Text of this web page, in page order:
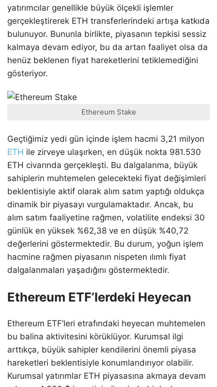
yatırımcılar genellikle büyük ölçekli işlemler
gerçekleştirerek ETH transferlerindeki artışa katkıda
bulunuyor. Bununla birlikte, piyasanın tepkisi sessiz
kalmaya devam ediyor, bu da artan faaliyet olsa da
henüz beklenen fiyat hareketlerini tetiklemediğini
gösteriyor.
Ethereum Stake
Geçtiğimiz yedi gün içinde işlem hacmi 3,21 milyon
ETH ile zirveye ulaşırken, en düşük nokta 981.530
ETH civarında gerçekleşti. Bu dalgalanma, büyük
sahiplerin muhtemelen gelecekteki fiyat değişimleri
beklentisiyle aktif olarak alım satım yaptığı oldukça
dinamik bir piyasayı vurgulamaktadır. Ancak, bu
alım satım faaliyetine rağmen, volatilite endeksi 30
günlük en yüksek %62,38 ve en düşük %40,72
değerlerini göstermektedir. Bu durum, yoğun işlem
hacmine rağmen piyasanın nispeten ılımlı fiyat
dalgalanmaları yaşadığını göstermektedir.
Ethereum ETF’lerdeki Heyecan
Ethereum ETF’leri etrafındaki heyecan muhtemelen
bu balina aktivitesini körüklüyor. Kurumsal ilgi
arttıkça, büyük sahipler kendilerini önemli piyasa
hareketleri beklentisiyle konumlandırıyor olabilir.
Kurumsal yatırımlar ETH piyasasına akmaya devam